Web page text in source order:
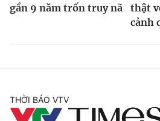
gần 9 năm trốn truy nã
thật
cảnh
THỜI BÁO VTV